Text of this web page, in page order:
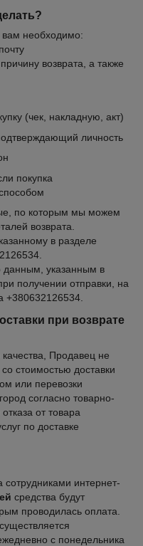
вам необходимо:
возврата, а также
(чек, накладную, акт)
личность
покупка
по которым мы можем
возврата.
в разделе
данным, указанным в
получении отправки, на
при возврате
Продавец не
стоимостью доставки
или перевозки
согласно товарно-
от товара
по доставке
интернет-
средства будут
проводилась оплата.
с понедельника